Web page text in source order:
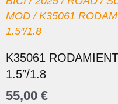
MOD / K35061
1.5″/1.8
K35061
1.5″/1.8
55,00 €